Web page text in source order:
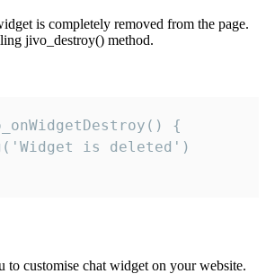
is completely removed from the page.
jivo_destroy() method.
{
is deleted')
to customise chat widget on your website.